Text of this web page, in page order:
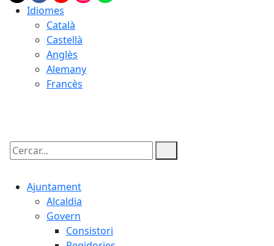
Idiomes
Català
Castellà
Anglès
Alemany
Francès
Cercar:
Ajuntament
Alcaldia
Govern
Consistori